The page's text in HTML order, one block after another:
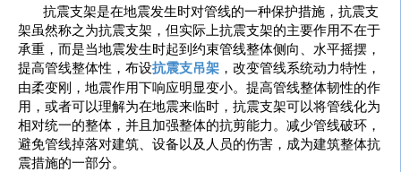
抗震支架是在地震发生时对管线的一种保护措施，抗震支
架虽然称之为抗震支架，但实际上抗震支架的主要作用不在于
承重，而是当地震发生时起到约束管线整体侧向、水平摇摆，
提高管线整体性，布设抗震支吊架 ，改变管线系统动力特性，
由柔变刚，地震作用下响应明显变小。提高管线整体韧性的作
用，或者可以理解为在地震来临时，抗震支架可以将管线化为
相对统一的整体，并且加强整体的抗剪能力。减少管线破环，
避免管线掉落对建筑、设备以及人员的伤害，成为建筑整体抗
震措施的一部分。